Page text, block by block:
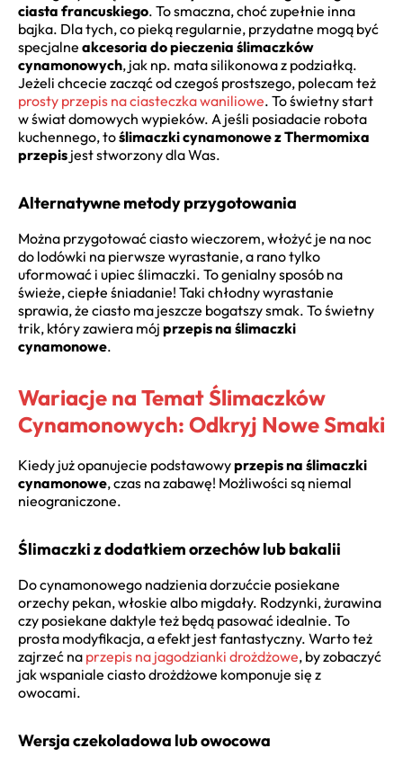
ciasta francuskiego. To smaczna, choć zupełnie inna
bajka. Dla tych, co pieką regularnie, przydatne mogą być
specjalne akcesoria do pieczenia ślimaczków
cynamonowych, jak np. mata silikonowa z podziałką.
Jeżeli chcecie zacząć od czegoś prostszego, polecam też
prosty przepis na ciasteczka waniliowe. To świetny start
w świat domowych wypieków. A jeśli posiadacie robota
kuchennego, toślimaczki cynamonowe z Thermomixa
przepis jest stworzony dla Was.
Alternatywne metody przygotowania
Można przygotować ciasto wieczorem, włożyć je na noc
do lodówki na pierwsze wyrastanie, a rano tylko
uformować i upiec ślimaczki. To genialny sposób na
świeże, ciepłe śniadanie! Taki chłodny wyrastanie
sprawia, że ciasto ma jeszcze bogatszy smak. To świetny
trik, który zawiera mój przepis na ślimaczki
cynamonowe.
Wariacje na Temat Ślimaczków
Cynamonowych: Odkryj Nowe Smaki
Kiedy już opanujecie podstawowyprzepis na ślimaczki
cynamonowe, czas na zabawę! Możliwości są niemal
nieograniczone.
Ślimaczki z dodatkiem orzechów lub bakalii
Do cynamonowego nadzienia dorzućcie posiekane
orzechy pekan, włoskie albo migdały. Rodzynki, żurawina
czy posiekane daktyle też będą pasować idealnie. To
prosta modyfikacja, a efekt jest fantastyczny. Warto też
zajrzeć na przepis na jagodzianki drożdżowe, by zobaczyć
jak wspaniale ciasto drożdżowe komponuje się z
owocami.
Wersja czekoladowa lub owocowa